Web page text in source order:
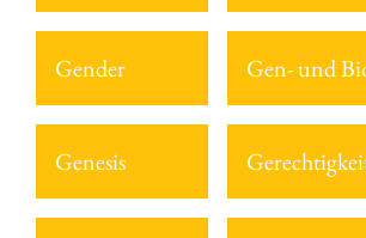
Gender Gen- und
Genesis